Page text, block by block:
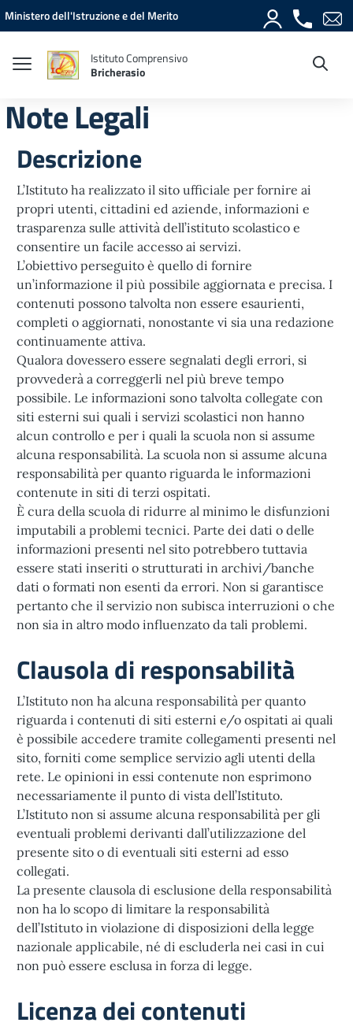
Vai ai contenuti
Vai al menu di navigazione
Vai al footer
Ministero dell'Istruzione e del Merito
Istituto Comprensivo
Bricherasio
Note Legali
Descrizione
L’Istituto ha realizzato il sito ufficiale per fornire ai
propri utenti, cittadini ed aziende, informazioni e
trasparenza sulle attività dell’istituto scolastico e
consentire un facile accesso ai servizi.
L’obiettivo perseguito è quello di fornire
un’informazione il più possibile aggiornata e precisa. I
contenuti possono talvolta non essere esaurienti,
completi o aggiornati, nonostante vi sia una redazione
continuamente attiva.
Qualora dovessero essere segnalati degli errori, si
provvederà a correggerli nel più breve tempo
possibile. Le informazioni sono talvolta collegate con
siti esterni sui quali i servizi scolastici non hanno
alcun controllo e per i quali la scuola non si assume
alcuna responsabilità. La scuola non si assume alcuna
responsabilità per quanto riguarda le informazioni
contenute in siti di terzi ospitati.
È cura della scuola di ridurre al minimo le disfunzioni
imputabili a problemi tecnici. Parte dei dati o delle
informazioni presenti nel sito potrebbero tuttavia
essere stati inseriti o strutturati in archivi/banche
dati o formati non esenti da errori. Non si garantisce
pertanto che il servizio non subisca interruzioni o che
non sia in altro modo influenzato da tali problemi.
Clausola di responsabilità
L’Istituto non ha alcuna responsabilità per quanto
riguarda i contenuti di siti esterni e/o ospitati ai quali
è possibile accedere tramite collegamenti presenti nel
sito, forniti come semplice servizio agli utenti della
rete. Le opinioni in essi contenute non esprimono
necessariamente il punto di vista dell’Istituto.
L’Istituto non si assume alcuna responsabilità per gli
eventuali problemi derivanti dall’utilizzazione del
presente sito o di eventuali siti esterni ad esso
collegati.
La presente clausola di esclusione della responsabilità
non ha lo scopo di limitare la responsabilità
dell’Istituto in violazione di disposizioni della legge
nazionale applicabile, né di escluderla nei casi in cui
non può essere esclusa in forza di legge.
Licenza dei contenuti